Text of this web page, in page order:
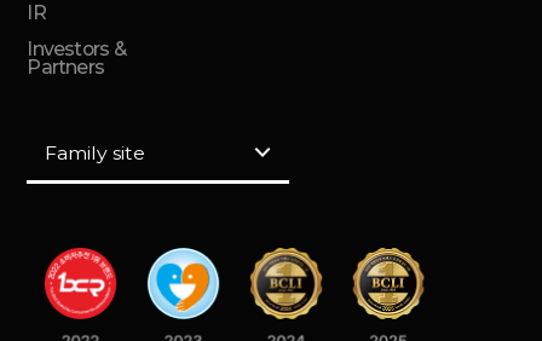
IR
Investors &
Partners
Family site